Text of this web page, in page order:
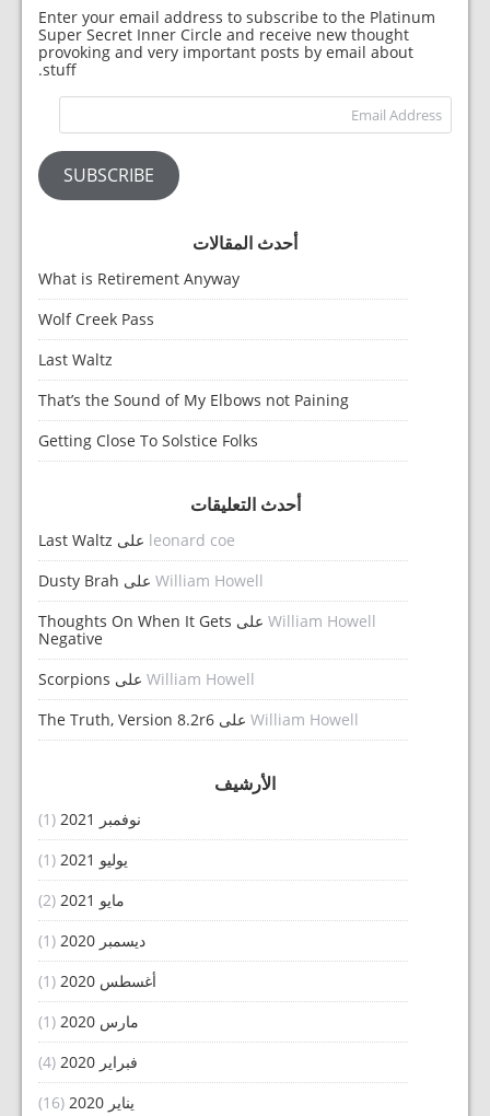
Enter your email address to subscribe to the Platinum
Super Secret Inner Circle and receive new thought
provoking and very important posts by email about
stuff.
SUBSCRIBE
أحدث المقالات
What is Retirement Anyway
Wolf Creek Pass
Last Waltz
That’s the Sound of My Elbows not Paining
Getting Close To Solstice Folks
أحدث التعليقات
leonard coe على Last Waltz
William Howell على Dusty Brah
William Howell على Thoughts On When It Gets
Negative
William Howell على Scorpions
William Howell على The Truth, Version 8.2r6
الأرشيف
نوفمبر 2021
(1)
يوليو 2021
(1)
مايو 2021
(2)
ديسمبر 2020
(1)
أغسطس 2020
(1)
مارس 2020
(1)
فبراير 2020
(4)
يناير 2020
(16)